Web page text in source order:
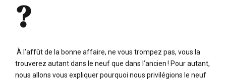
?
À l’affût de la bonne affaire, ne vous trompez pas, vous la
trouverez autant dans le neuf que dans l’ancien ! Pour autant,
nous allons vous expliquer pourquoi nous privilégions le neuf